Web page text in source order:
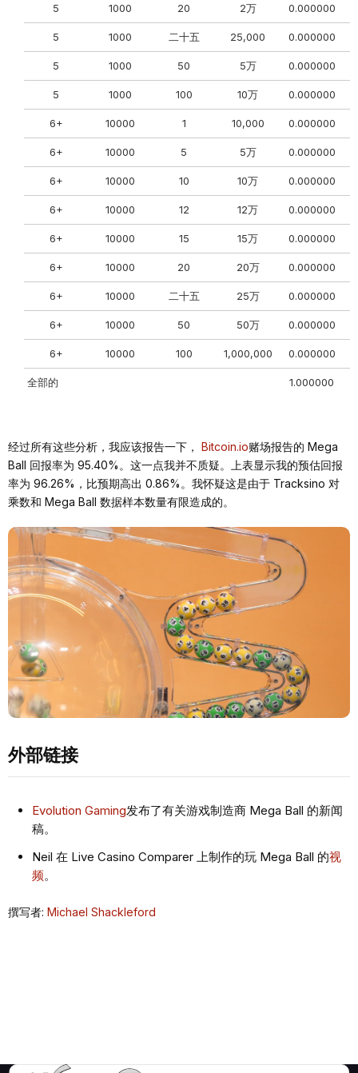
5 1000 20 2万 0.000000
5 1000 二十五 25,000 0.000000
5 1000 50 5万 0.000000
5 1000 100 10万 0.000000
6+ 10000 1 10,000 0.000000
6+ 10000 5 5万 0.000000
6+ 10000 10 10万 0.000000
6+ 10000 12 12万 0.000000
6+ 10000 15 15万 0.000000
6+ 10000 20 20万 0.000000
6+ 10000 二十五 25万 0.000000
6+ 10000 50 50万 0.000000
6+ 10000 100 1,000,000 0.000000
全部的 1.000000
经过所有这些分析，我应该报告一下， Bitcoin.io赌场报告的 Mega
Ball 回报率为 95.40%。这一点我并不质疑。上表显示我的预估回报
率为 96.26%，比预期高出 0.86%。我怀疑这是由于 Tracksino 对
乘数和 Mega Ball 数据样本数量有限造成的。
外部链接
Evolution Gaming发布了有关游戏制造商 Mega Ball 的新闻
稿。
Neil 在 Live Casino Comparer 上制作的玩 Mega Ball 的视
频。
撰写者: Michael Shackleford